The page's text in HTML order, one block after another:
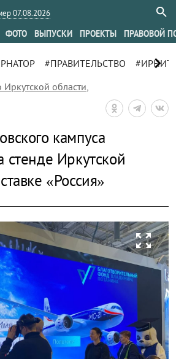
07.08.2026
ФОТО ВЫПУСКИ ПРОЕКТЫ ПРАВОВОЙ
#ПРАВИТЕЛЬСТВО chevron_right
Иркутской области,
кампуса
стенде Иркутской
«Россия»
zoom_out_map